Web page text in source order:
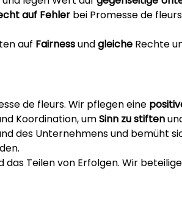
auf Fehler bei Promesse de
auf Fairnessundgleiche Rechte
de fleurs. Wir pflegen eine
Koordination, umSinn zu stiften
des Unternehmens und bemüht
das Teilen von Erfolgen. Wir